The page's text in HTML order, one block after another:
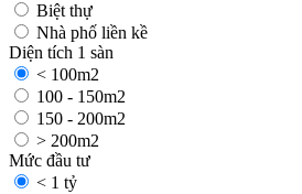
Biệt thự
Nhà phố liền kề
Diện tích 1 sàn
< 100m2
100 - 150m2
150 - 200m2
> 200m2
Mức đầu tư
< 1 tỷ